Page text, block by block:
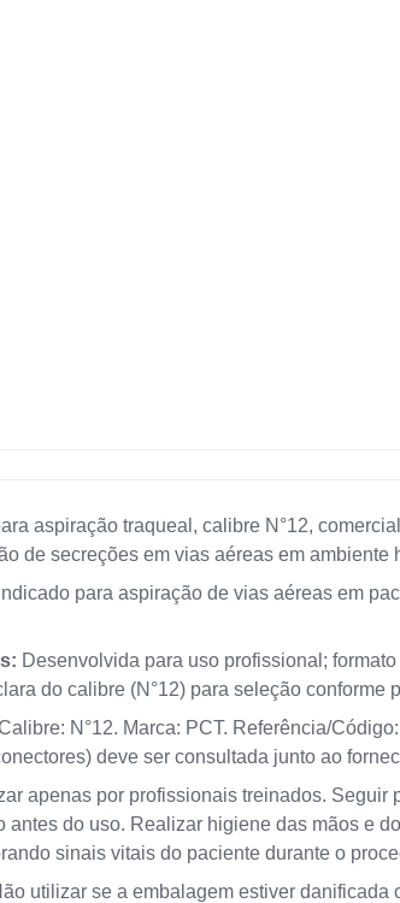
aspiração traqueal, calibre N°12,
de secreções em vias aéreas em ambiente
Indicado para aspiração de vias aéreas em
Desenvolvida para uso profissional;
do calibre (N°12) para seleção conforme
N°12. Marca: PCT. Referência/
deve ser consultada junto ao
apenas por profissionais treinados.
antes do uso. Realizar higiene das mãos e
sinais vitais do paciente durante o
utilizar se a embalagem estiver